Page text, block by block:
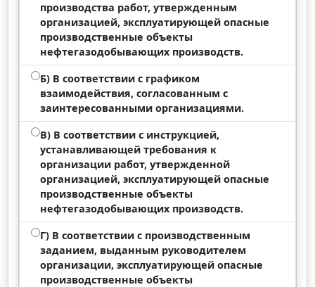
производства работ, утвержденным
организацией, эксплуатирующей опасные
производственные объекты
нефтегазодобывающих производств.
Б) В соответствии с графиком
взаимодействия, согласованным с
заинтересованными организациями.
В) В соответствии с инструкцией,
устанавливающей требования к
организации работ, утвержденной
организацией, эксплуатирующей опасные
производственные объекты
нефтегазодобывающих производств.
Г) В соответствии с производственным
заданием, выданным руководителем
организации, эксплуатирующей опасные
производственные объекты